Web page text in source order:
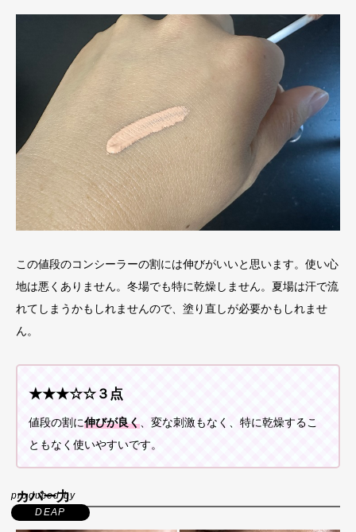
produced by
DEAP
この値段のコンシーラーの割には伸びがいいと思います。使い心
地は悪くありません。冬場でも特に乾燥しません。夏場は汗で流
れてしまうかもしれませんので、塗り直しが必要かもしれませ
ん。
★★★☆☆３点
値段の割に伸びが良く 、変な刺激もなく、特に乾燥するこ
ともなく使いやすいです。
カバー力